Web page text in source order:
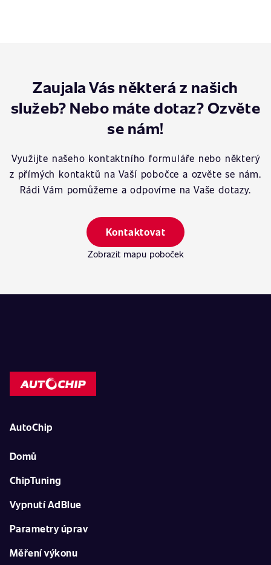
Zaujala Vás některá z našich
služeb? Nebo máte dotaz? Ozvěte
se nám!
Využijte našeho kontaktního formuláře nebo některý
z přímých kontaktů na Vaší pobočce a ozvěte se nám.
Rádi Vám pomůžeme a odpovíme na Vaše dotazy.
Kontaktovat
Zobrazit mapu poboček
AutoChip
Domů
ChipTuning
Vypnutí AdBlue
Parametry úprav
Měření výkonu